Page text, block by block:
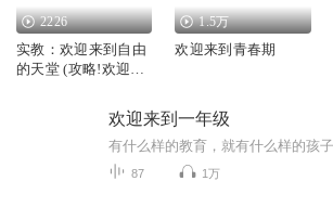
2226
实教：欢迎来到自由
的天堂 (攻略!欢迎来
| 科幻ACG | 二次元
1.5万
欢迎来到青春期
欢迎来到一年级
87 1万